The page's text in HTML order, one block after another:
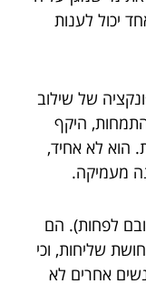
יכול לענות
של שילוב
היקף
הוא לא אחיד,
מעמיקה.
לפחות). הם
שליחות, וכי
אחרים לא